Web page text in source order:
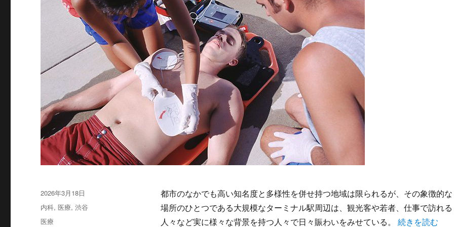
都市のなかでも高い知名度と多様性を併せ持つ地域は限られるが、その象徴的な
場所のひとつである大規模なターミナル駅周辺は、観光客や若者、仕事で訪れる
人々など実に様々な背景を持つ人々で日々賑わいをみせている。 “渋谷駅周辺が
続きを読む
投
稿
日:
2026年3月18日
カ
テ
内科,医療,渋谷
タ
医療